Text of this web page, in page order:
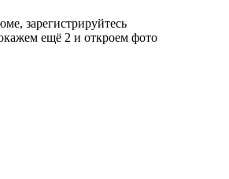
зарегистрируйтесь
ещё 2 и откроем фото